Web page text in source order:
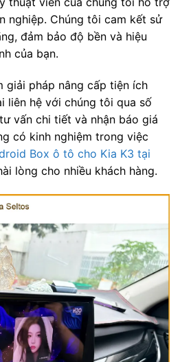
nghiệp. Chúng tôi cam kết sử
đảm bảo độ bền và hiệu
của bạn.
giải pháp nâng cấp tiện ích
liên hệ với chúng tôi qua số
vấn chi tiết và nhận báo giá
có kinh nghiệm trong việc
Box ô tô cho Kia K3 tại
lòng cho nhiều khách hàng.